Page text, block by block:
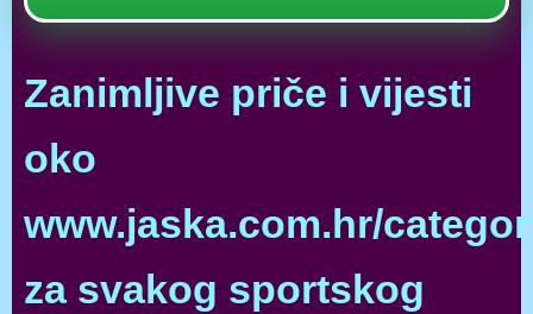
Zanimljive priče i vijesti
oko
www.jaska.com.hr/
za svakog sportskog